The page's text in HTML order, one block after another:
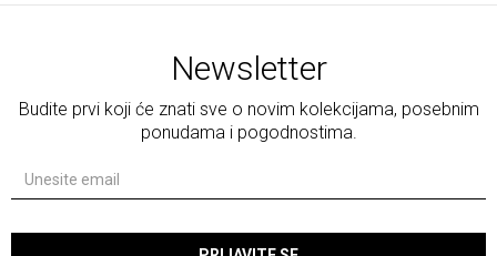
Newsletter
Budite prvi koji će znati sve o novim kolekcijama, posebnim
ponudama i pogodnostima.